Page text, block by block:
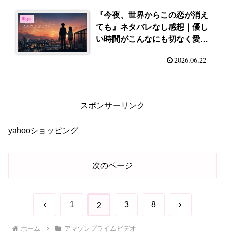
邦画
『今夜、世界からこの恋が消え
ても』ネタバレなし感想｜優し
い時間がこんなにも切なく愛お
2026.06.22
スポンサーリンク
yahooショッピング
次のページ
前
へ
1 2 3 8 次
ホーム アマゾンプライムビデオ